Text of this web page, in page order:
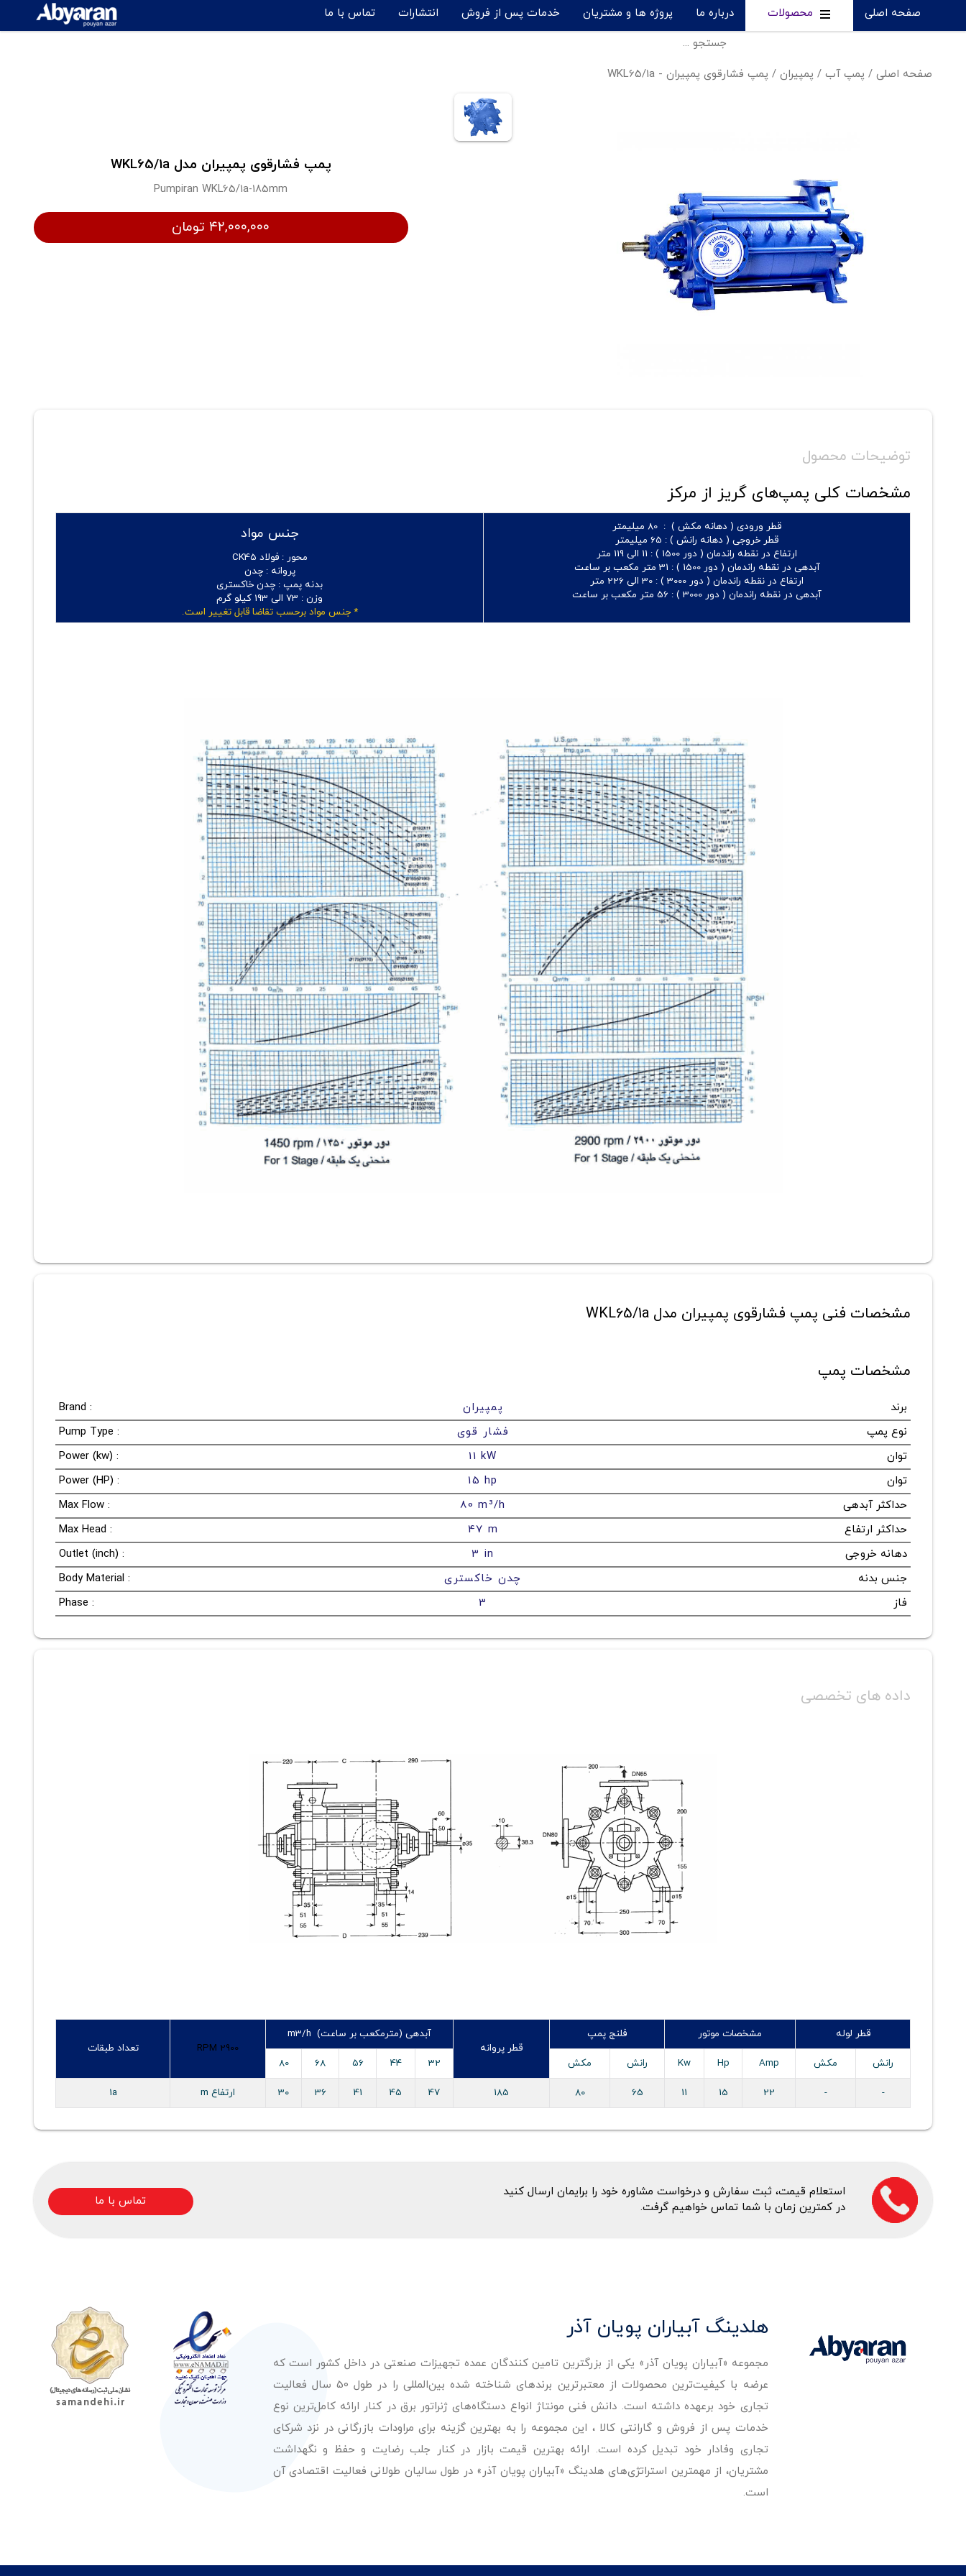
صفحه اصلی محصولات درباره ما پروژه ها و مشتریان خدمات پس از فروش انتشارات تماس با ما
صفحه اصلی / پمپ آب / پمپیران / پمپ فشارقوی پمپیران - WKL65/1a
پمپ فشارقوی پمپیران مدل WKL65/1a
Pumpiran WKL65/1a-185mm
۴۲,۰۰۰,۰۰۰ تومان
توضیحات محصول
مشخصات کلی پمپ‌های گریز از مرکز
قطر ورودی ( دهانه مکش ) : 80 میلیمتر
قطر خروجی ( دهانه رانش ) :
ارتفاع در نقطه راندمان ( دور 1500 ) :
آبدهی در نقطه راندمان ( دور 1500 ) :
ارتفاع در نقطه راندمان ( دور 3000 ) :
30 الی 226 متر
آبدهی در نقطه راندمان ( دور 3000 ) :
56 متر مکعب بر ساعت
جنس مواد
محور :فولاد CK45
پروانه :چدن
بدنه پمپ : چدن خاکستری
وزن : 73 الی 193 کیلو گرم
* جنس مواد برحسب تقاضا قابل تغییر است.
مشخصات فنی پمپ فشارقوی پمپیران مدل WKL65/1a
مشخصات پمپ
برند پمپیران
Brand :
نوع پمپ
فشار قوی
Pump Type :
توان
11 kW
Power (kw) :
توان
15 hp
Power (HP) :
حداکثر آبدهی
80 m³/h
Max Flow :
حداکثر ارتفاع
47 m
Max Head :
دهانه خروجی
3 in
Outlet (inch) :
جنس بدنه
چدن خاکستری
Body Material :
فاز
3
Phase :
داده های تخصصی
قطر لوله مشخصات موتور
فلنج پمپ
قطر پروانه
آبدهی (مترمکعب بر ساعت) m3/h
RPM 2900
تعداد طبقات
رانش
مکش Amp
Hp
Kw رانش مکش 32
44
56
68
80
-
-
22
15
11
65
80
185
47
45
41
36
30 ارتفاع m 1a
استعلام قیمت، ثبت سفارش و درخواست مشاوره خود را برایمان ارسال کنید
در کمترین زمان با شما تماس خواهیم گرفت.
تماس با ما
هلدینگ آبیاران پویان آذر
مجموعه «آبیاران پویان آذر» یکی از بزرگترین تامین کنندگان عمده تجهیزات صنعتی در داخل کشور است که
عرضه با کیفیت‌ترین محصولات از معتبرترین برندهای شناخته شده بین‌المللی را در طول 50 سال فعالیت
تجاری خود برعهده داشته است. دانش فنی مونتاژ انواع دستگاه‌های ژنراتور برق در کنار ارائه کامل‌ترین نوع
خدمات پس از فروش و گارانتی کالا ، این مجموعه را به بهترین گزینه برای مراودات بازرگانی در نزد شرکای
تجاری وفادار خود تبدیل کرده است. ارائه بهترین قیمت بازار در کنار جلب رضایت و حفظ و نگهداشت
مشتریان، از مهمترین استراتژی‌های هلدینگ «آبیاران پویان آذر» در طول سالیان طولانی فعالیت اقتصادی آن
است.